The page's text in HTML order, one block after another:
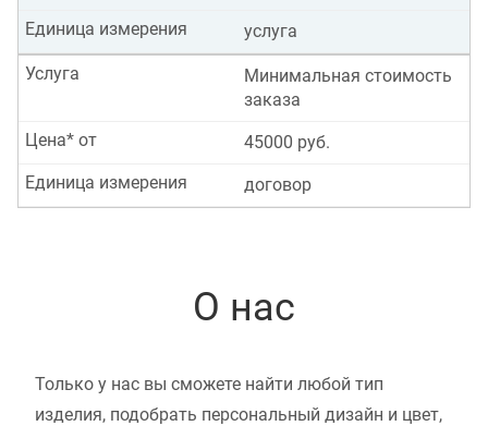
услуга
Единица измерения
Минимальная стоимость
заказа
Услуга
45000 руб.
Цена* от
договор
Единица измерения
О нас
Только у нас вы сможете найти любой тип
изделия, подобрать персональный дизайн и цвет,